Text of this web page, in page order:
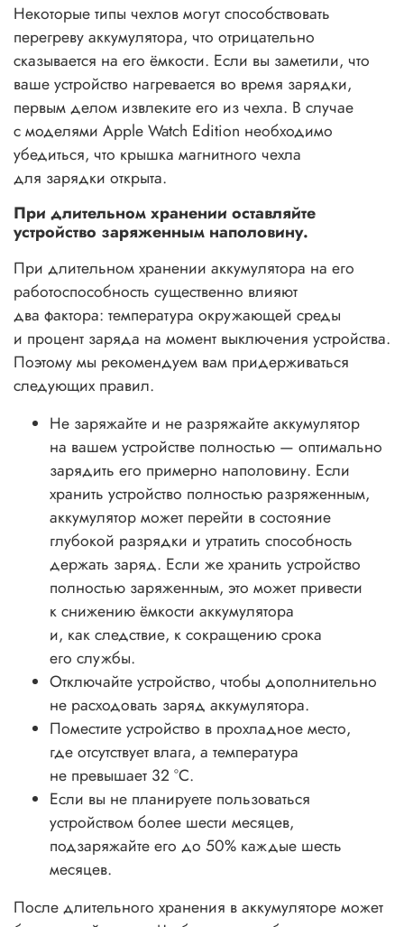
Некоторые типы чехлов могут способствовать
перегреву аккумулятора, что отрицательно
сказывается на его ёмкости. Если вы заметили, что
ваше устройство нагревается во время зарядки,
первым делом извлеките его из чехла. В случае
с моделями Apple Watch Edition необходимо
убедиться, что крышка магнитного чехла
для зарядки открыта.
При длительном хранении оставляйте
устройство заряженным наполовину.
При длительном хранении аккумулятора на его
работоспособность существенно влияют
два фактора: температура окружающей среды
и процент заряда на момент выключения устройства.
Поэтому мы рекомендуем вам придерживаться
следующих правил.
Не заряжайте и не разряжайте аккумулятор
на вашем устройстве полностью — оптимально
зарядить его примерно наполовину. Если
хранить устройство полностью разряженным,
аккумулятор может перейти в состояние
глубокой разрядки и утратить способность
держать заряд. Если же хранить устройство
полностью заряженным, это может привести
к снижению ёмкости аккумулятора
и, как следствие, к сокращению срока
его службы.
Отключайте устройство, чтобы дополнительно
не расходовать заряд аккумулятора.
Поместите устройство в прохладное место,
где отсутствует влага, а температура
не превышает 32 °C.
Если вы не планируете пользоваться
устройством более шести месяцев,
подзаряжайте его до 50% каждые шесть
месяцев.
После длительного хранения в аккумуляторе может